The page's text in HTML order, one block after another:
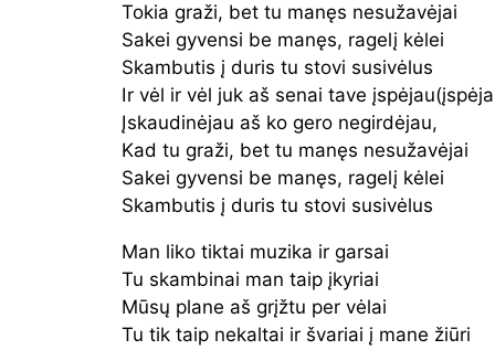
Tokia graži, bet tu manęs nesužavėjai
Sakei gyvensi be manęs, ragelį kėlei
Skambutis į duris tu stovi susivėlus
Ir vėl ir vėl juk aš senai tave
Įskaudinėjau aš ko gero negirdėjau,
Kad tu graži, bet tu manęs nesužavėjai
Sakei gyvensi be manęs, ragelį kėlei
Skambutis į duris tu stovi susivėlus
Man liko tiktai muzika ir garsai
Tu skambinai man taip įkyriai
Mūsų plane aš grįžtu per vėlai
Tu tik taip nekaltai ir švariai į mane žiūri